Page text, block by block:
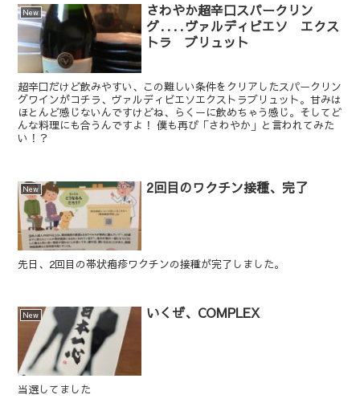
New
さわやか超辛口スパークリン
グ‥‥ヴァルディビエソ エクス
トラ ブリュット
超辛口だけど飲みやすい、この難しい条件をクリアしたスパークリン
グワインがコチラ、ヴァルディビエソエクストラブリュット。甘みは
ほとんど感じないんですけどね、らくーに飲めちゃう感じ。そしてど
んな料理にも合うんですよ！ 僕も再び「さわやか」と言われてみた
い！？
New 2回目のワクチン接種、完了
先日、2回目の帯状疱疹ワクチンの接種が完了しました。
New いくぜ、COMPLEX
当選してました